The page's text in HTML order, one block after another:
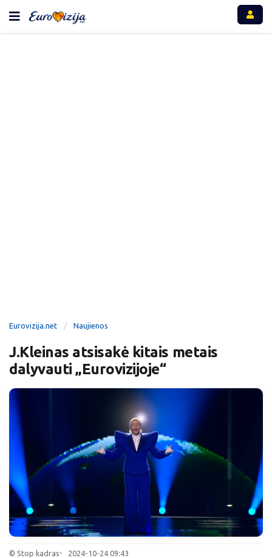
Eurovizija.net Naujienos
J.Kleinas atsisakė kitais metais
dalyvauti „Eurovizijoje“
© Stop kadras 2024-10-24 09:43